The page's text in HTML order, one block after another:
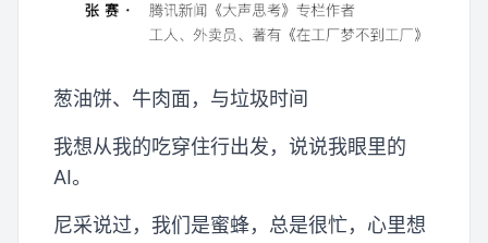
葱油饼、牛肉面，与垃圾时间
我想从我的吃穿住行出发，说说我眼里的
AI。
尼采说过，我们是蜜蜂，总是很忙，心里想